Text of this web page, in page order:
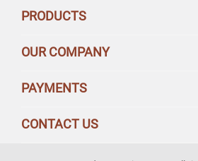
PRODUCTS
OUR COMPANY
PAYMENTS
CONTACT US